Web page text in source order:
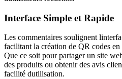
Interface Simple et Rapide
Les commentaires soulignent
facilitant la création de QR codes
Que ce soit pour partager un site
des produits ou obtenir des avis
facilité dutilisation.